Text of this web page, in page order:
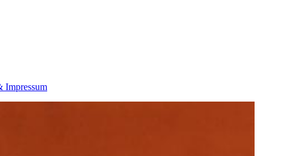
Impressum